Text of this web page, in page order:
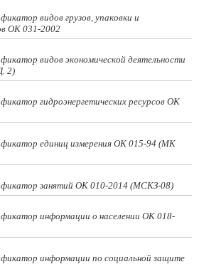
видов грузов, упаковки и
ОК 031-2002
видов экономической деятельности
2)
гидроэнергетических ресурсов ОК
единиц измерения ОК 015-94 (МК
занятий ОК 010-2014 (МСКЗ-08)
информации о населении ОК 018-
информации по социальной защите